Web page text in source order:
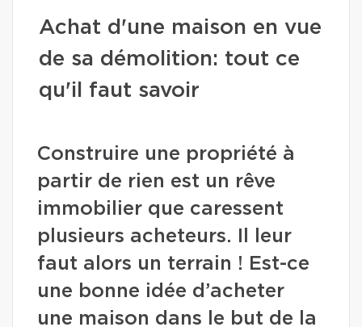
Achat d'une maison en vue
de sa démolition: tout ce
qu'il faut savoir
Construire une propriété à
partir de rien est un rêve
immobilier que caressent
plusieurs acheteurs. Il leur
faut alors un terrain ! Est-ce
une bonne idée d’acheter
une maison dans le but de la